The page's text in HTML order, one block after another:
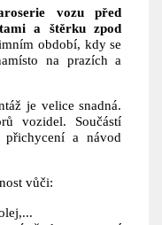
vozu před
a štěrku zpod
období, kdy se
na prazích a
je velice snadná.
vozidel. Součástí
a návod
vůči: